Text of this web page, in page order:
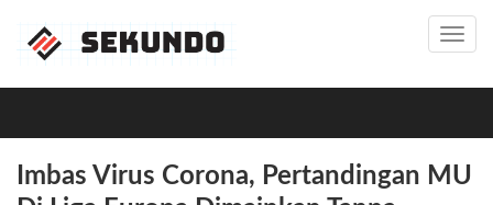
Imbas Virus Corona, Pertandingan MU